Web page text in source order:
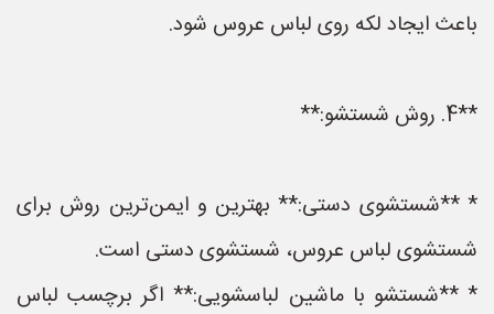
باعث ایجاد لکه روی لباس عروس شود.
**4. روش شستشو:**
* **شستشوی دستی:** بهترین و ایمن‌ترین روش برای
شستشوی لباس عروس، شستشوی دستی است.
* **شستشو با ماشین لباسشویی:** اگر برچسب لباس